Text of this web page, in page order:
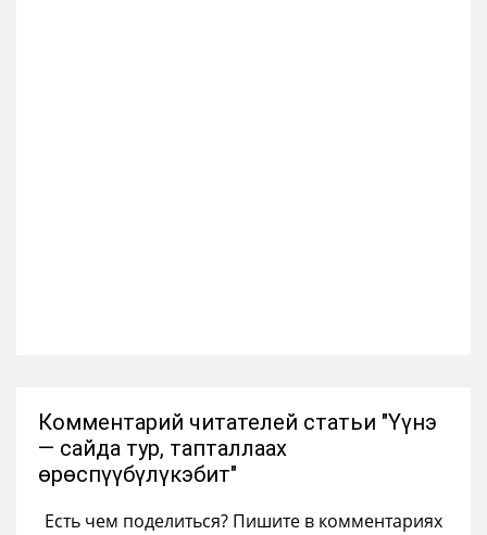
Комментарий читателей статьи "Үүнэ
— сайда тур, тапталлаах
өрөспүүбүлүкэбит"
Есть чем поделиться? Пишите в комментариях